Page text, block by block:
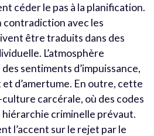
céder le pas à la planification.
contradiction avec les
être traduits dans des
L’atmosphère
sentiments d’impuissance,
et d’amertume. En outre, cette
carcérale, où des codes
hiérarchie criminelle prévaut.
l’accent sur le rejet par le